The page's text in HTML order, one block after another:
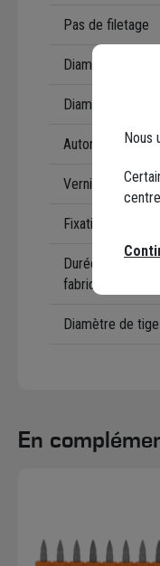
Pas de filetage
Diamètre de la
Diamètre du clou
Autonomie
Vernis
Fixation renforcée
Durée de
fabrication
Diamètre de tige
En
Nous